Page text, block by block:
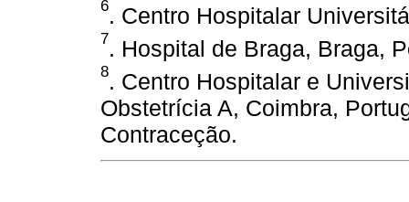
6. Centro Hospitalar
7. Hospital de Braga, Braga,
8. Centro Hospitalar e
Obstetrícia A, Coimbra,
Contraceção.